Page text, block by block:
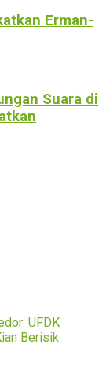
Erman-
Suara di